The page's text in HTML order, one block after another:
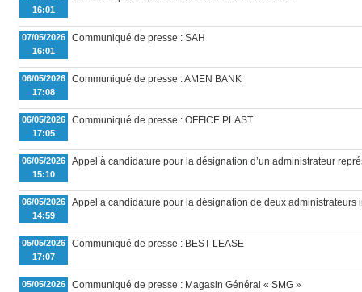
16:01
07/05/2026
16:01
Communiqué de presse : SAH
06/05/2026
17:08
Communiqué de presse : AMEN BANK
06/05/2026
17:05
Communiqué de presse : OFFICE PLAST
06/05/2026
15:10
Appel à candidature pour la désignation d’un administrateur
06/05/2026
14:59
Appel à candidature pour la désignation de deux administrateurs
05/05/2026
17:07
Communiqué de presse : BEST LEASE
05/05/2026
Communiqué de presse : Magasin Général « SMG »